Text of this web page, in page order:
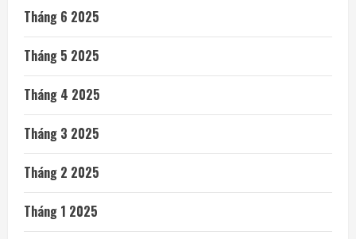
Tháng 6 2025
Tháng 5 2025
Tháng 4 2025
Tháng 3 2025
Tháng 2 2025
Tháng 1 2025